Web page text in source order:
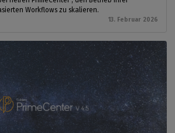
Workflows zu skalieren.
13. Februar 2026